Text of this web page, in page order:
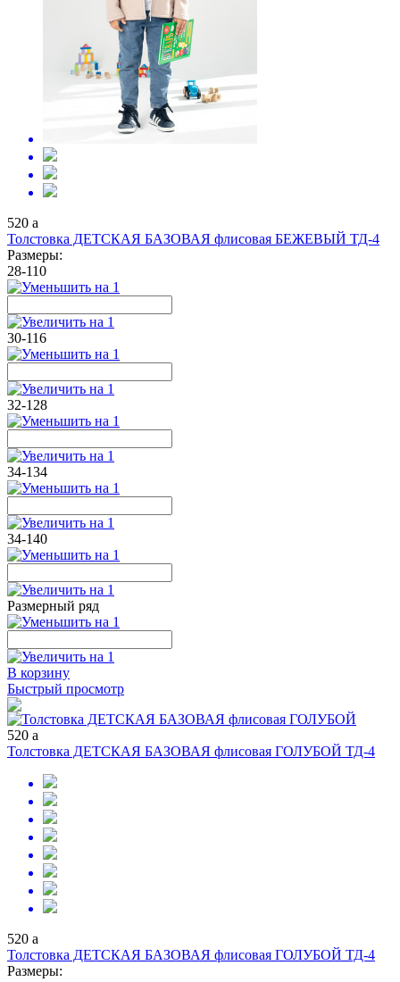
520 a
Толстовка ДЕТСКАЯ БАЗОВАЯ флисовая БЕЖЕВЫЙ ТД-4
Размеры:
28-110
30-116
32-128
34-134
34-140
Размерный ряд
В корзину
Быстрый просмотр
520 a
Толстовка ДЕТСКАЯ БАЗОВАЯ флисовая ГОЛУБОЙ ТД-4
520 a
Толстовка ДЕТСКАЯ БАЗОВАЯ флисовая ГОЛУБОЙ ТД-4
Размеры: